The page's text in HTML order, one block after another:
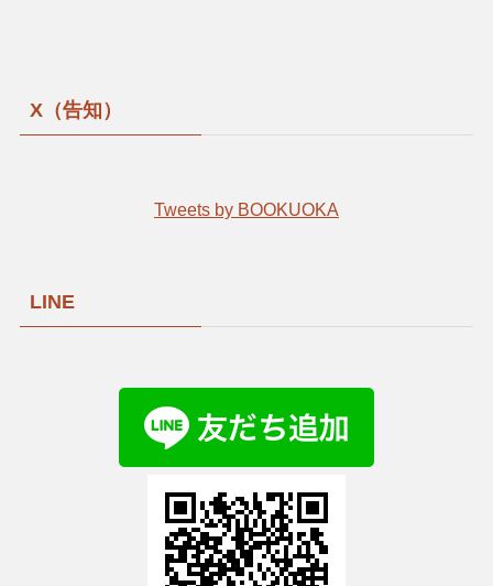
X（告知）
Tweets by BOOKUOKA
LINE